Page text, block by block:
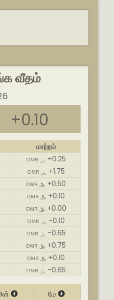
வீதம்
+0.10
மாற்றம்
OMR ﷼ +0.25
OMR ﷼ +1.75
OMR ﷼ +0.50
OMR ﷼ +0.10
OMR ﷼ +0.00
OMR ﷼ -0.10
OMR ﷼ -0.65
OMR ﷼ +0.75
OMR ﷼ +0.10
OMR ﷼ -0.65
மே